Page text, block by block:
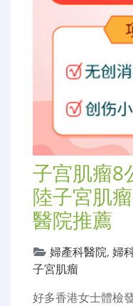
子宫肌瘤8
陸子宮肌
醫院推薦
婦產科醫院, 婦
子宮肌瘤
好多香港女士體檢